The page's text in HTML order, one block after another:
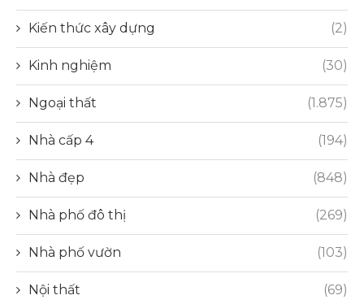
Kiến thức xây dựng (2)
Kinh nghiệm (30)
Ngoại thất (1.875)
Nhà cấp 4 (194)
Nhà đẹp (848)
Nhà phố đô thị (269)
Nhà phố vườn (103)
Nội thất (69)